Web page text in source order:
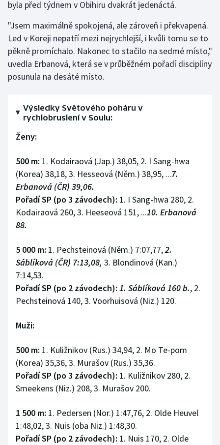
byla před týdnem v Obihiru dvakrát jedenáctá.
"Jsem maximálně spokojená, ale zároveň i překvapená.
Led v Koreji nepatří mezi nejrychlejší, i kvůli tomu se to
pěkně promíchalo. Nakonec to stačilo na sedmé místo,"
uvedla Erbanová, která se v průběžném pořadí disciplíny
posunula na desáté místo.
Výsledky Světového poháru v
rychlobruslení v Soulu:
Ženy:
500 m: 1. Kodairaová (Jap.) 38,05, 2. I Sang-hwa
(Korea) 38,18, 3. Hesseová (Něm.) 38,95, ...7.
Erbanová (ČR) 39,06.
Pořadí SP (po 3 závodech): 1. I Sang-hwa 280, 2.
Kodairaová 260, 3. Heeseová 151, ...10. Erbanová
88.
5 000 m: 1. Pechsteinová (Něm.) 7:07,77,2.
Sáblíková (ČR) 7:13,08, 3. Blondinová (Kan.)
7:14,53.
Pořadí SP (po 2 závodech): 1. Sáblíková 160 b., 2.
Pechsteinová 140, 3. Voorhuisová (Niz.) 120.
Muži:
500 m: 1. Kuližnikov (Rus.) 34,94, 2. Mo Te-pom
(Korea) 35,36, 3. Murašov (Rus.) 35,36.
Pořadí SP (po 3 závodech): 1. Kuližnikov 280, 2.
Smeekens (Niz.) 208, 3. Murašov 200.
1 500 m: 1. Pedersen (Nor.) 1:47,76, 2. Olde Heuvel
1:48,02, 3. Nuis (oba Niz.) 1:48,30.
Pořadí SP (po 2 závodech): 1. Nuis 170, 2. Olde